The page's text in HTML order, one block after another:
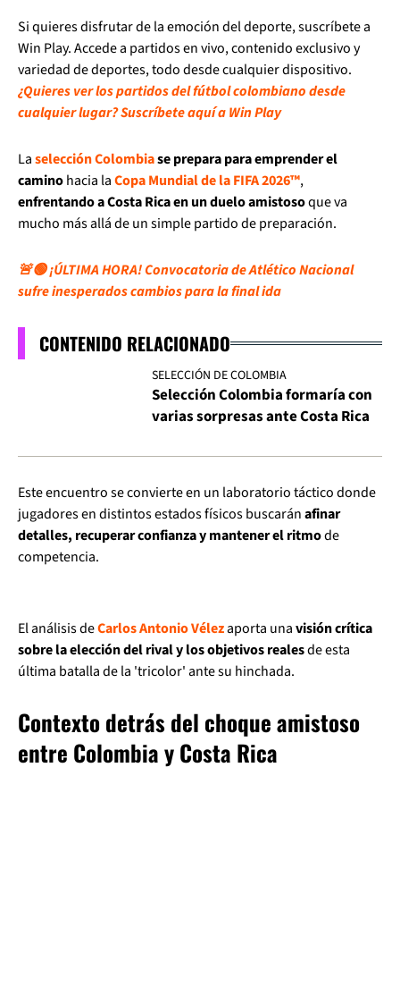
Si quieres disfrutar de la emoción del deporte, suscríbete a
Win Play. Accede a partidos en vivo, contenido exclusivo y
variedad de deportes, todo desde cualquier dispositivo.
¿Quieres ver los partidos del fútbol colombiano desde
cualquier lugar? Suscríbete aquí a Win Play
Laselección Colombiase prepara para emprender el
caminohacia laCopa Mundial de la FIFA 2026™,
enfrentando a Costa Rica en un duelo amistosoque va
mucho más allá de un simple partido de preparación.
🚨🟢 ¡ÚLTIMA HORA! Convocatoria de Atlético Nacional
sufre inesperados cambios para la final ida
CONTENIDO RELACIONADO
SELECCIÓN DE COLOMBIA
Selección Colombia formaría con
varias sorpresas ante Costa Rica
Este encuentro se convierte en un laboratorio táctico donde
jugadores en distintos estados físicos buscaránafinar
detalles, recuperar confianza y mantener el ritmode
competencia.
El análisis deCarlos Antonio Vélezaporta unavisión crítica
sobre la elección del rival y los objetivos realesde esta
última batalla de la 'tricolor' ante su hinchada.
Contexto detrás del choque amistoso
entre Colombia y Costa Rica